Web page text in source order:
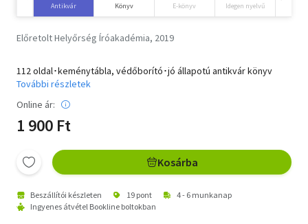
Antikvár Könyv E-könyv Idegen nyelvű
Előretolt Helyőrség Íróakadémia, 2019
112 oldal･keménytábla, védőborító･jó állapotú antikvár könyv
További részletek
Online ár:
1 900 Ft
Kosárba
Beszállítói készleten 19 pont
4 - 6 munkanap
Ingyenes átvétel Bookline boltokban